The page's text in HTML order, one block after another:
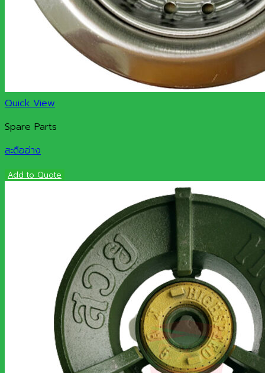
Quick View
Spare Parts
สะดืออ่าง
Add to Quote